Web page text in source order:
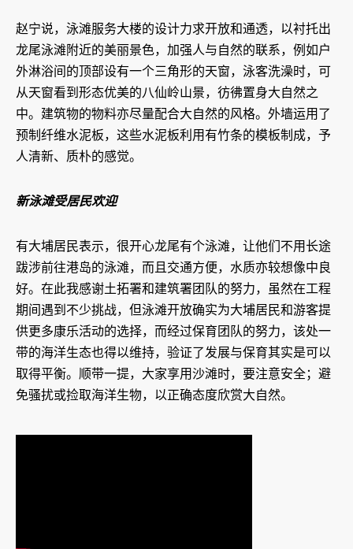
赵宁说，泳滩服务大楼的设计力求开放和通透，以衬托出
龙尾泳滩附近的美丽景色，加强人与自然的联系，例如户
外淋浴间的顶部设有一个三角形的天窗，泳客洗澡时，可
从天窗看到形态优美的八仙岭山景，彷彿置身大自然之
中。建筑物的物料亦尽量配合大自然的风格。外墙运用了
预制纤维水泥板，这些水泥板利用有竹条的模板制成，予
人清新、质朴的感觉。
新泳滩受居民欢迎
有大埔居民表示，很开心龙尾有个泳滩，让他们不用长途
跋涉前往港岛的泳滩，而且交通方便，水质亦较想像中良
好。在此我感谢土拓署和建筑署团队的努力，虽然在工程
期间遇到不少挑战，但泳滩开放确实为大埔居民和游客提
供更多康乐活动的选择，而经过保育团队的努力，该处一
带的海洋生态也得以维持，验证了发展与保育其实是可以
取得平衡。顺带一提，大家享用沙滩时，要注意安全；避
免骚扰或捡取海洋生物，以正确态度欣赏大自然。